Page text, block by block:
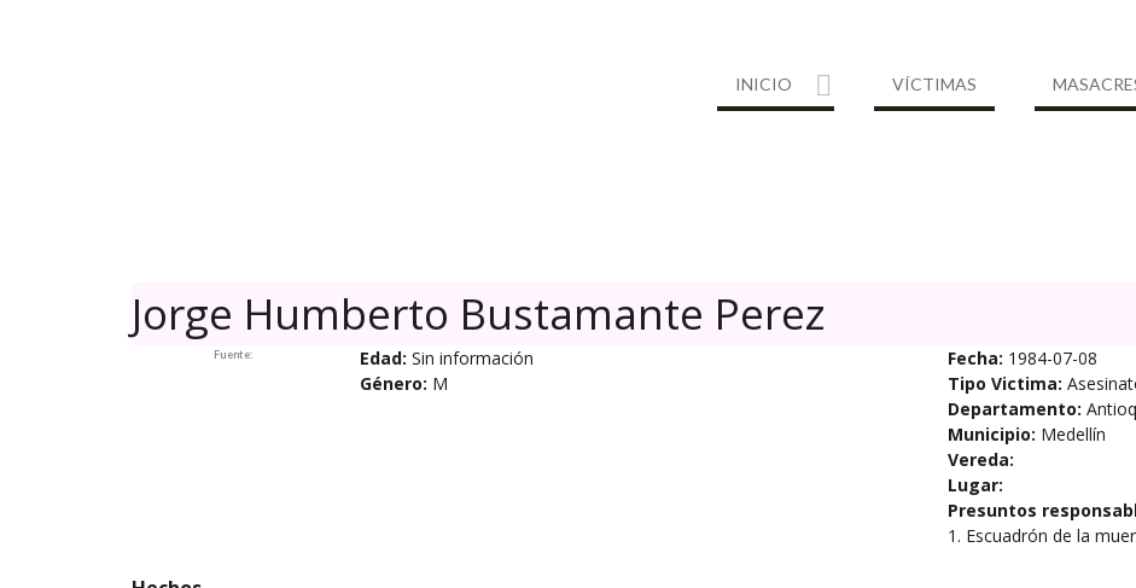
INICIO VÍCTIMAS
Jorge Humberto Bustamante Perez
Fuente: Edad: Sin información
Género: M
Fecha: 1984-07-08
Tipo Victima:
Departamento:
Municipio: Medellín
Vereda:
Lugar:
Presuntos
1. Escuadrón de la